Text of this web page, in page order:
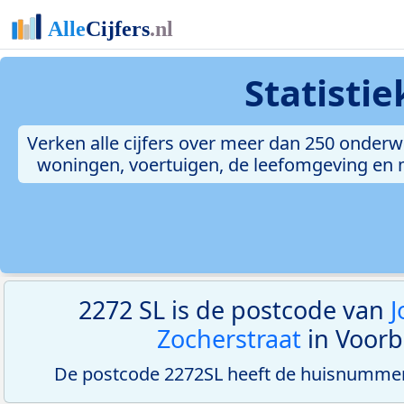
Verken alle cijfers over meer dan 250
woningen, voertuigen, de leefomgeving
2272 SL is de postcode van
Zocherstraatin
De postcode 2272SL heeft de